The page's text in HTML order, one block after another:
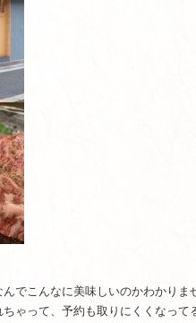
でこんなに美味しいのかわかりま
ゃって、予約も取りにくくなって